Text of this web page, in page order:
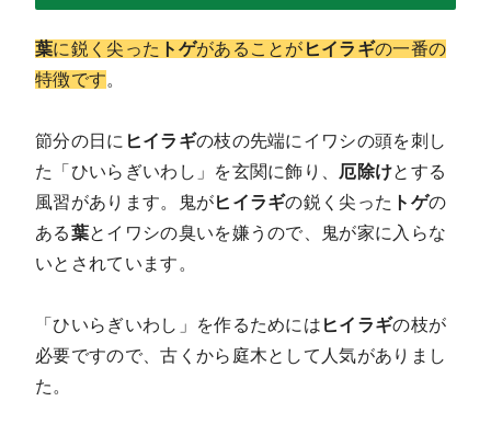
葉に鋭く尖った トゲがあることが ヒイラギの一番の
特徴です。
節分の日に ヒイラギの枝の先端にイワシの頭を刺し
た「ひいらぎいわし」を玄関に飾り、 厄除けとする
風習があります。鬼がヒイラギの鋭く尖った トゲの
ある葉とイワシの臭いを嫌うので、鬼が家に入らな
いとされています。
「ひいらぎいわし」を作るためには ヒイラギの枝が
必要ですので、古くから庭木として人気がありまし
た。